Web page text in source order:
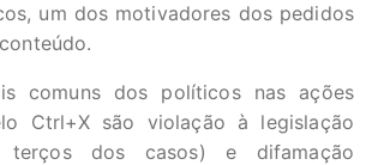
um dos motivadores dos pedidos
comuns dos políticos nas ações
Ctrl+X são violação à legislação
terços dos casos) e difamação